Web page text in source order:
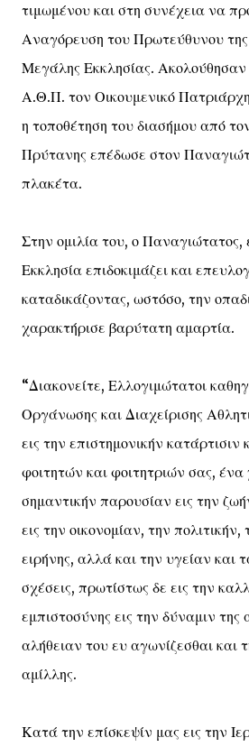
τιμωμένου και στη συνέχεια να
Αναγόρευση του Πρωτεύθυνου
Μεγάλης Εκκλησίας. Ακολούθησαν
Α.Θ.Π. τον Οικουμενικό
η τοποθέτηση του διασήμου από
Πρύτανης επέδωσε στον
πλακέτα.
Στην ομιλία του, ο Παναγιώτατος,
Εκκλησία επιδοκιμάζει και
καταδικάζοντας, ωστόσο, την
χαρακτήρισε βαρύτατη αμαρτία.
“Διακονείτε, Ελλογιμώτατοι
Οργάνωσης και Διαχείρισης
εις την επιστημονικήν
φοιτητών και φοιτητριών σας,
σημαντικήν παρουσίαν εις την
εις την οικονομίαν, την πολιτικήν,
ειρήνης, αλλά και την υγείαν και
σχέσεις, πρωτίστως δε εις την
εμπιστοσύνης εις την δύναμιν της
αλήθειαν του ευ αγωνίζεσθαι και
αμίλλης.
Κατά την επίσκεψίν μας εις την